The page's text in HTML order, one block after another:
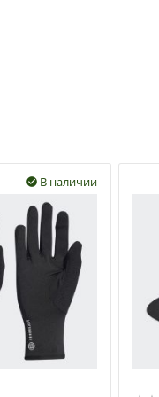
В наличии
